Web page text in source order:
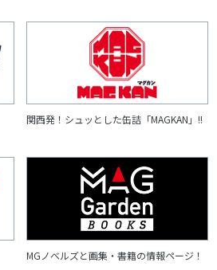
関西発！シュッとした缶詰「MAGKAN」!!
MGノベルズと画集・書籍の情報ページ！